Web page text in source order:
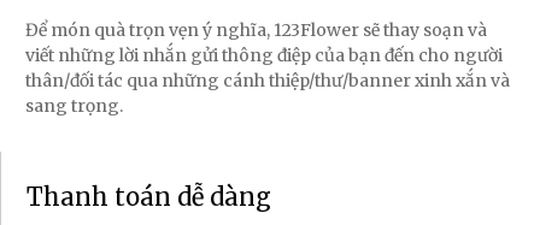
Để món quà trọn vẹn ý nghĩa, 123Flower sẽ thay soạn và
viết những lời nhắn gửi thông điệp của bạn đến cho người
thân/đối tác qua những cánh thiệp/thư/banner xinh xắn và
sang trọng.
Thanh toán dễ dàng